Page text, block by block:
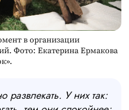
в организации
Фото: Екатерина Ермакова
развлекать. У них так: